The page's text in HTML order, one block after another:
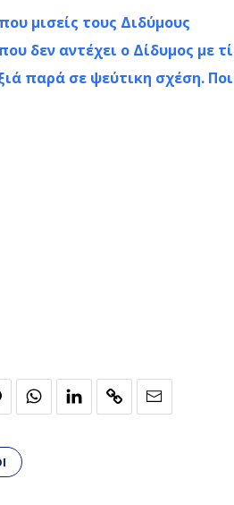
μισείς τους Διδύμους
δεν αντέχει ο Δίδυμος με
παρά σε ψεύτικη σχέση.